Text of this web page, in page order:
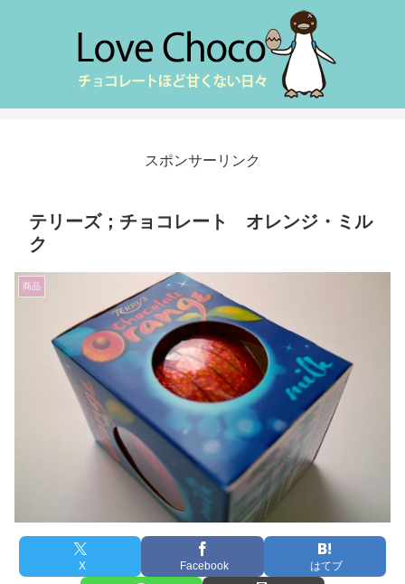
スポンサーリンク
テリーズ；チョコレート オレンジ・ミル
ク
商品
X Facebook はてブ